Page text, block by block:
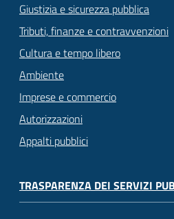
Giustizia e sicurezza pubblica
Tributi, finanze e contravvenzioni
Cultura e tempo libero
Ambiente
Imprese e commercio
Autorizzazioni
Appalti pubblici
TRASPARENZA DEI SERVIZI